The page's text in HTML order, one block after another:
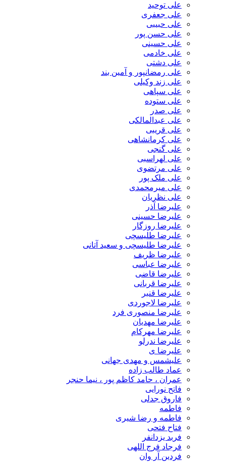
علی توحید
علی جعفری
علی حبیبی
علی حسن پور
علی حسینی
علی خادمی
علی دشتی
علی رمضانپور و آمین بند
علی زند وکیلی
علی سپاهی
علی ستوده
علی صدر
علی عبدالمالکی
علی قریبی
علی کرمانشاهی
علی گنجی
علی لهراسبی
علی مرتضوی
علی ملک پور
علی میرمحمدی
علی نظریان
علیرضا آذر
علیرضا حسینی
علیرضا روزگار
علیرضا طلیسچی
علیرضا طلیسچی و سعید آتانی
علیرضا ظریف
علیرضا عباسی
علیرضا قاضی
علیرضا قربانی
علیرضا قنبر
علیرضا لاجوردی
علیرضا منصوری فرد
علیرضا مهدیان
علیرضا مهرکام
علیرضا ندرلو
علیرضا ی
علیشمس و مهدی جهانی
عماد طالب زاده
عمران ، حامد کاظم پور ، نیما حنجر
فاتح نورایی
فاروق جدلی
فاطمه
فاطمه و رضا شیری
فتاح فتحی
فربد یزدانفر
فرجاد فرج اللهی
فردین آر وان